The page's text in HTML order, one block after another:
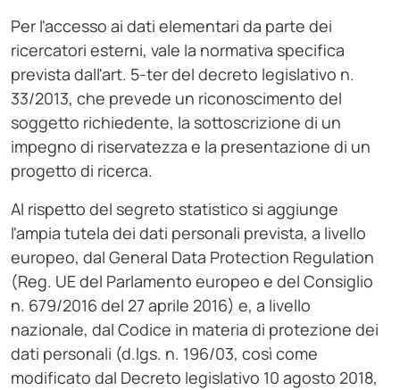
Per l'accesso ai dati elementari da parte dei
ricercatori esterni, vale la normativa specifica
prevista dall'art. 5-ter del decreto legislativo n.
33/2013, che prevede un riconoscimento del
soggetto richiedente, la sottoscrizione di un
impegno di riservatezza e la presentazione di un
progetto di ricerca.
Al rispetto del segreto statistico si aggiunge
l'ampia tutela dei dati personali prevista, a livello
europeo, dal General Data Protection Regulation
(Reg. UE del Parlamento europeo e del Consiglio
n. 679/2016 del 27 aprile 2016) e, a livello
nazionale, dal Codice in materia di protezione dei
dati personali (d.lgs. n. 196/03, così come
modificato dal Decreto legislativo 10 agosto 2018,